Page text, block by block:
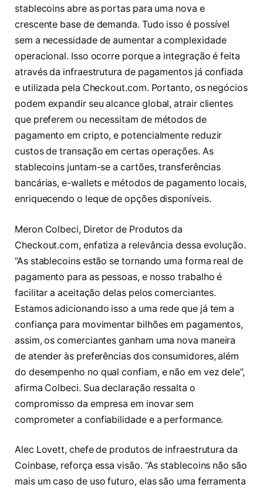
stablecoins abre as portas para uma nova e
crescente base de demanda. Tudo isso é possível
sem a necessidade de aumentar a complexidade
operacional. Isso ocorre porque a integração é feita
através da infraestrutura de pagamentos já confiada
e utilizada pela Checkout.com. Portanto, os negócios
podem expandir seu alcance global, atrair clientes
que preferem ou necessitam de métodos de
pagamento em cripto, e potencialmente reduzir
custos de transação em certas operações. As
stablecoins juntam-se a cartões, transferências
bancárias, e-wallets e métodos de pagamento locais,
enriquecendo o leque de opções disponíveis.
Meron Colbeci, Diretor de Produtos da
Checkout.com, enfatiza a relevância dessa evolução.
“As stablecoins estão se tornando uma forma real de
pagamento para as pessoas, e nosso trabalho é
facilitar a aceitação delas pelos comerciantes.
Estamos adicionando isso a uma rede que já tem a
confiança para movimentar bilhões em pagamentos,
assim, os comerciantes ganham uma nova maneira
de atender às preferências dos consumidores, além
do desempenho no qual confiam, e não em vez dele”,
afirma Colbeci. Sua declaração ressalta o
compromisso da empresa em inovar sem
comprometer a confiabilidade e a performance.
Alec Lovett, chefe de produtos de infraestrutura da
Coinbase, reforça essa visão. “As stablecoins não são
mais um caso de uso futuro, elas são uma ferramenta